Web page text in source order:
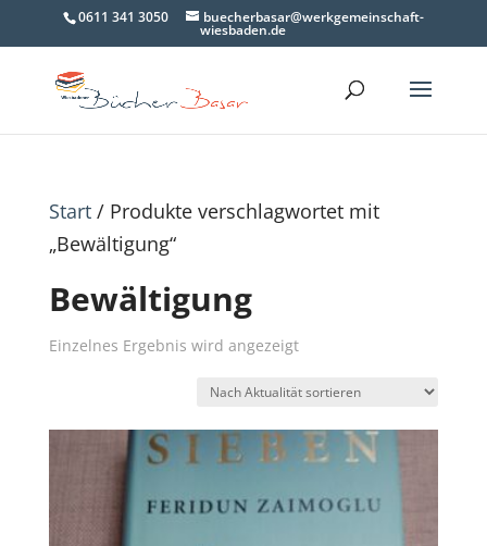
0611 341 3050 buecherbasar@werkgemeinschaft-
wiesbaden.de
Start/ Produkte verschlagwortet mit
„Bewältigung“
Bewältigung
Einzelnes Ergebnis wird angezeigt